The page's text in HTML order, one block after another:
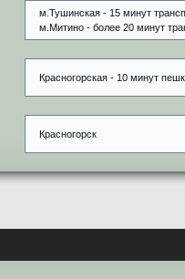
м.Тушинская - 15 минут
м.Митино - более 20 минут
Красногорская - 10 минут
Красногорск